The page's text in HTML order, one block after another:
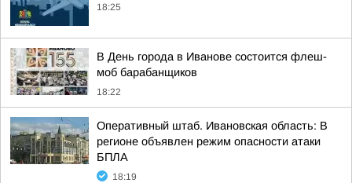
18:25
В День города в Иванове состоится флеш-
моб барабанщиков
18:22
Оперативный штаб. Ивановская область: В
регионе объявлен режим опасности атаки
БПЛА
18:19